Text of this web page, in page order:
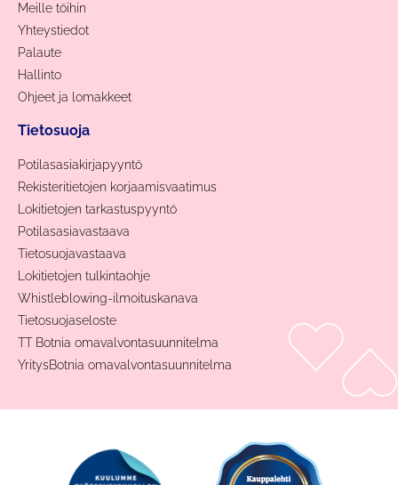
Meille töihin
Yhteystiedot
Palaute
Hallinto
Ohjeet ja lomakkeet
Tietosuoja
Potilasasiakirjapyyntö
Rekisteritietojen korjaamisvaatimus
Lokitietojen tarkastuspyyntö
Potilasasiavastaava
Tietosuojavastaava
Lokitietojen tulkintaohje
Whistleblowing-ilmoituskanava
Tietosuojaseloste
TT Botnia omavalvontasuunnitelma
YritysBotnia omavalvontasuunnitelma